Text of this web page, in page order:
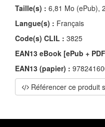
Taille(s) : 6,81 Mo (ePub),
Langue(s) : Français
Code(s) CLIL : 3825
EAN13 eBook [ePub +
EAN13 (papier) :
Référencer ce produit